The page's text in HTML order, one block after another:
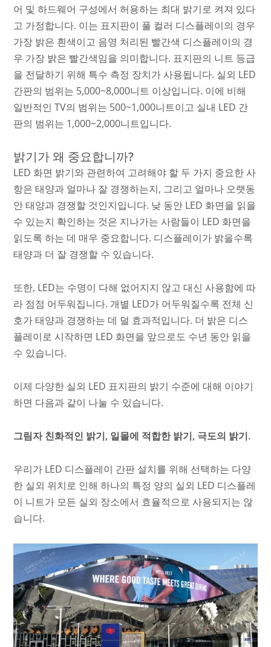
어 및 하드웨어 구성에서 허용하는 최대 밝기로 켜져 있다
고 가정합니다. 이는 표지판이 풀 컬러 디스플레이의 경우
가장 밝은 흰색이고 음영 처리된 빨간색 디스플레이의 경
우 가장 밝은 빨간색임을 의미합니다. 표지판의 니트 등급
을 전달하기 위해 특수 측정 장치가 사용됩니다. 실외 LED
간판의 범위는 5,000~8,000니트 이상입니다. 이에 비해
일반적인 TV의 범위는 500~1,000니트이고 실내 LED 간
판의 범위는 1,000~2,000니트입니다.
밝기가 왜 중요합니까?
LED 화면 밝기와 관련하여 고려해야 할 두 가지 중요한 사
항은 태양과 얼마나 잘 경쟁하는지, 그리고 얼마나 오랫동
안 태양과 경쟁할 것인지입니다. 낮 동안 LED 화면을 읽을
수 있는지 확인하는 것은 지나가는 사람들이 LED 화면을
읽도록 하는 데 매우 중요합니다. 디스플레이가 밝을수록
태양과 더 잘 경쟁할 수 있습니다.
또한, LED는 수명이 다해 없어지지 않고 대신 사용함에 따
라 점점 어두워집니다. 개별 LED가 어두워질수록 전체 신
호가 태양과 경쟁하는 데 덜 효과적입니다. 더 밝은 디스
플레이로 시작하면 LED 화면을 앞으로도 수년 동안 읽을
수 있습니다.
이제 다양한 실외 LED 표지판의 밝기 수준에 대해 이야기
하면 다음과 같이 나눌 수 있습니다.
그림자 친화적인 밝기, 일몰에 적합한 밝기, 극도의 밝기.
우리가 LED 디스플레이 간판 설치를 위해 선택하는 다양
한 실외 위치로 인해 하나의 특정 양의 실외 LED 디스플레
이 니트가 모든 실외 장소에서 효율적으로 사용되지는 않
습니다.